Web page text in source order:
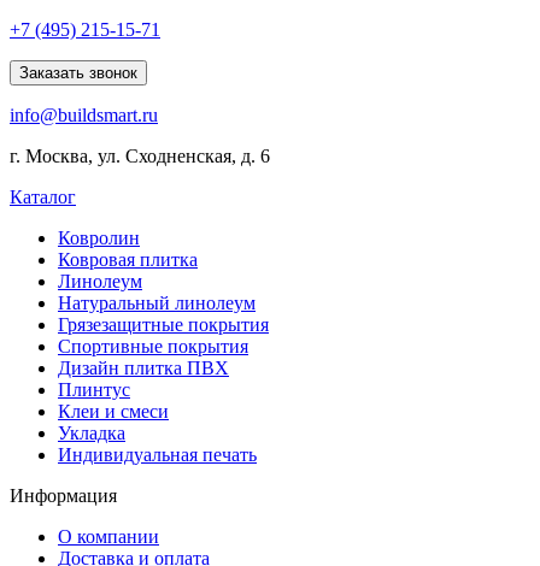
Explore
lists
best
online
offering
wide
range
games
features.
+7 (495) 215-15-71
Заказать звонок
info@buildsmart.ru
г. Москва, ул. Сходненская, д. 6
Каталог
Ковролин
Ковровая плитка
Линолеум
Натуральный линолеум
Грязезащитные покрытия
Спортивные покрытия
Дизайн плитка ПВХ
Плинтус
Клеи и смеси
Укладка
Индивидуальная печать
Информация
О компании
Доставка и оплата